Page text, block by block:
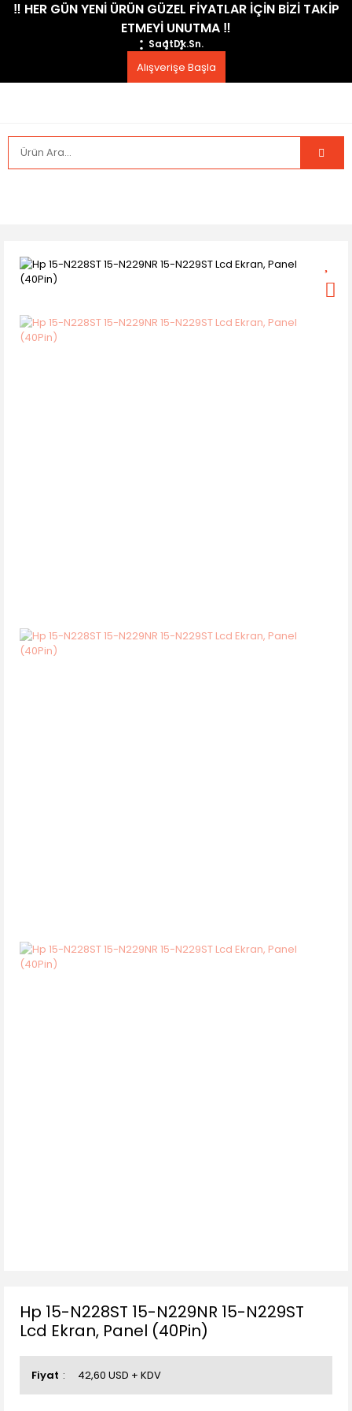
​‼️​ HER GÜN YENİ ÜRÜN GÜZEL FİYATLAR İÇİN BİZİ TAKİP
ETMEYİ UNUTMA ​‼️​
SaatDk.Sn.
Alışverişe Başla
Hp 15-N228ST 15-N229NR 15-N229ST
Lcd Ekran, Panel (40Pin)
Fiyat 42,60 USD + KDV